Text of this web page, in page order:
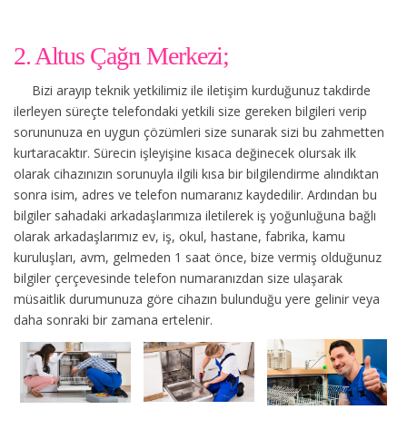
2. Altus Çağrı Merkezi;
Bizi arayıp teknik yetkilimiz ile iletişim kurduğunuz takdirde
ilerleyen süreçte telefondaki yetkili size gereken bilgileri verip
sorununuza en uygun çözümleri size sunarak sizi bu zahmetten
kurtaracaktır. Sürecin işleyişine kısaca değinecek olursak ilk
olarak cihazınızın sorunuyla ilgili kısa bir bilgilendirme alındıktan
sonra isim, adres ve telefon numaranız kaydedilir. Ardından bu
bilgiler sahadaki arkadaşlarımıza iletilerek iş yoğunluğuna bağlı
olarak arkadaşlarımız ev, iş, okul, hastane, fabrika, kamu
kuruluşları, avm, gelmeden 1 saat önce, bize vermiş olduğunuz
bilgiler çerçevesinde telefon numaranızdan size ulaşarak
müsaitlik durumunuza göre cihazın bulunduğu yere gelinir veya
daha sonraki bir zamana ertelenir.